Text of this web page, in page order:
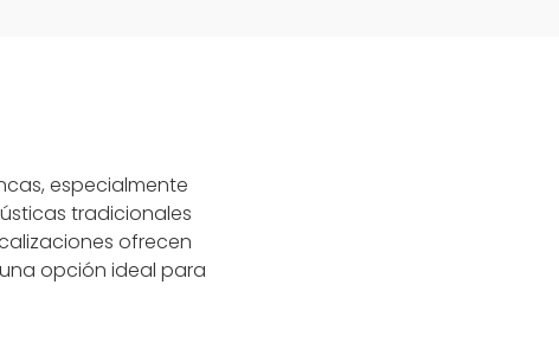
especialmente
tradicionales
ofrecen
opción ideal para